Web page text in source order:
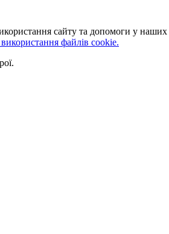
сайту та допомоги у
файлів cookie.